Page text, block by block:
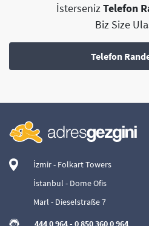
İsterseniz Telefon
Biz Size
Telefon
İzmir - Folkart Towers
İstanbul - Dome Ofis
Marl - Dieselstraße 7
444 0 964- 0 850 360 0 964